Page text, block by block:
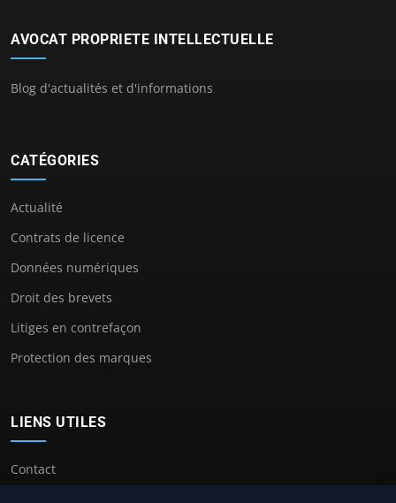
AVOCAT PROPRIETE INTELLECTUELLE
Blog d'actualités et d'informations
CATÉGORIES
Actualité
Contrats de licence
Données numériques
Droit des brevets
Litiges en contrefaçon
Protection des marques
LIENS UTILES
Contact